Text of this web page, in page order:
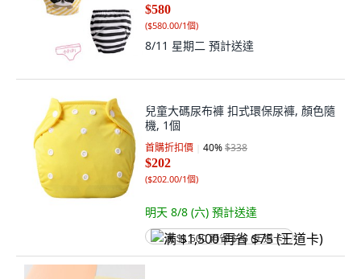
$580
($580.00/1個)
8/11 星期二 預計送達
兒童大碼尿布褲 扣式環保尿褲, 顏色隨
機, 1個
首購折扣價 40%$338
$202
($202.00/1個)
明天 8/8 (六) 預計送達
满 $1,500 再省 $75 (王道卡)